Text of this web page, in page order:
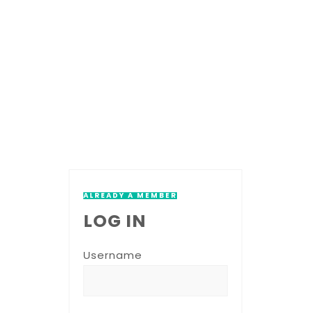
ALREADY A MEMBER
LOG IN
Username